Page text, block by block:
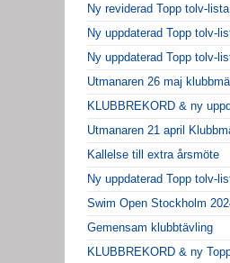
Ny reviderad Topp tolv-
Ny uppdaterad Topp tolv-
Ny uppdaterad Topp tolv-
Utmanaren 26 maj
KLUBBREKORD & ny
Utmanaren 21 april
Kallelse till extra årsmöte
Ny uppdaterad Topp tolv-
Swim Open Stockholm
Gemensam klubbtävling
KLUBBREKORD & ny